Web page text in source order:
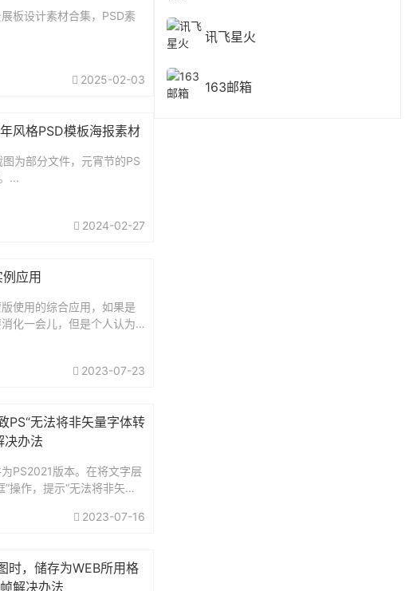
板设计素材合集，PSD素
2025-02-03
风格PSD模板海报素材
为部分文件，元宵节的PS
...
2024-02-27
应用
使用的综合应用，如果是
化一会儿，但是个人认为
最多。今天发现网站PS栏
2023-07-23
PS“无法将非矢量字体转
决办法
PS2021版本。在将文字层
”操作，提示“无法将非矢量
的“仿粗体”，所以，如下图
2023-07-16
时，储存为WEB所用格
解决办法
讯飞星火
163邮箱